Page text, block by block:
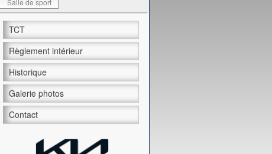
Salle de sport
TCT
Règlement intérieur
Historique
Galerie photos
Contact